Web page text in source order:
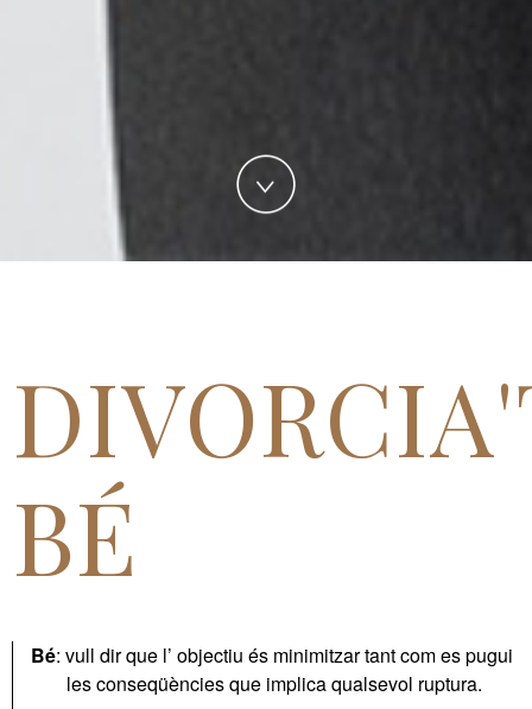
BÉ
Bé: vull dir que l’ objectiu és minimitzar tant com es pugui
les conseqüències que implica qualsevol ruptura.